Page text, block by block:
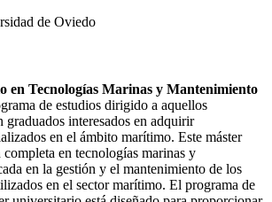
de Oviedo
en Tecnologías Marinas y Mantenimiento
de estudios dirigido a aquellos
graduados interesados en adquirir
en el ámbito marítimo. Este máster
en tecnologías marinas y
en la gestión y el mantenimiento de los
en el sector marítimo. El programa de